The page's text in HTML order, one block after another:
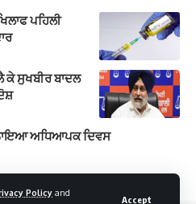
Policy and
Accept
ਪਹਿਲੀ
ਕੇ ਸੁਖਬੀਰ ਬਾਦਲ
ਅਧਿਆਪਕ ਦਿਵਸ